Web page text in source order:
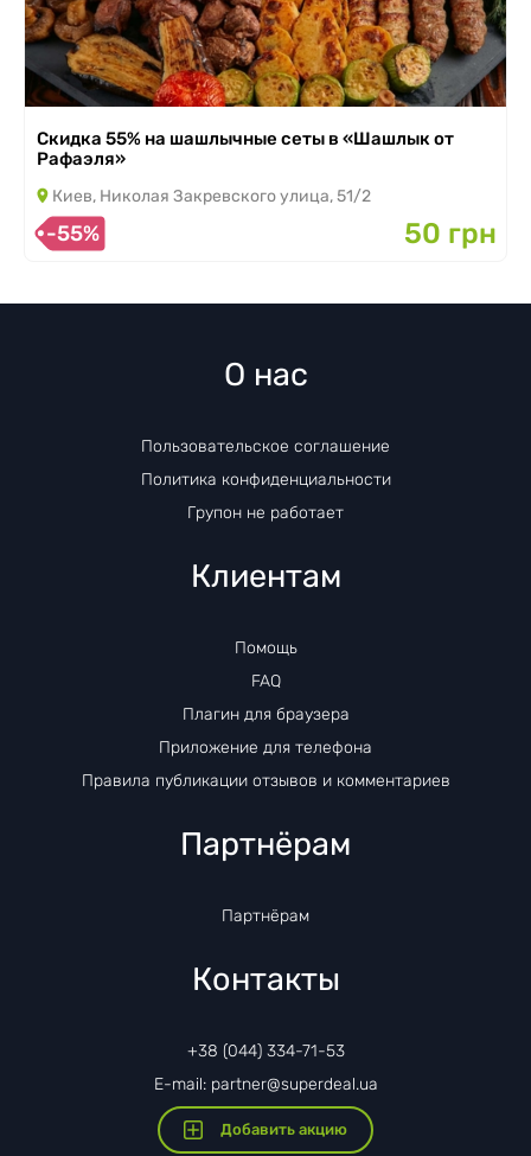
Скидка 55% на шашлычные сеты в «Шашлык от
Рафаэля»
Киев, Николая Закревского улица, 51/2
-55% 50 грн
О нас
Пользовательское соглашение
Политика конфиденциальности
Групон не работает
Клиентам
Помощь
FAQ
Плагин для браузера
Приложение для телефона
Правила публикации отзывов и комментариев
Партнёрам
Партнёрам
Контакты
+38 (044) 334-71-53
E-mail: partner@superdeal.ua
Добавить акцию